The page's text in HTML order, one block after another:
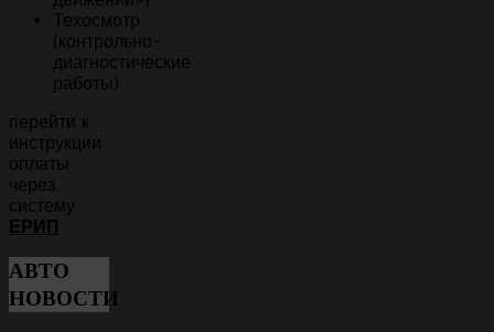
Техосмотр
(контрольно-
диагностические
работы)
перейти к
инструкции
оплаты
через
систему
ЕРИП
АВТО
НОВОСТИ